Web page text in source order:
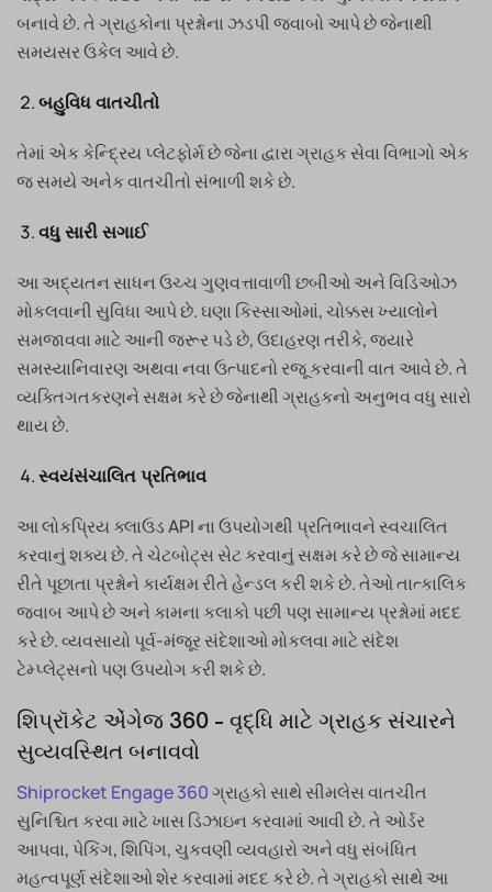
બનાવે છે. તે ગ્રાહકોના પ્રશ્નોના ઝડપી જવાબો આપે છે જેનાથી
સમયસર ઉકેલ આવે છે.
બહુવિધ વાતચીતો
તેમાં એક કેન્દ્રિય પ્લેટફોર્મ છે જેના દ્વારા ગ્રાહક સેવા વિભાગો એક
જ સમયે અનેક વાતચીતો સંભાળી શકે છે.
વધુ સારી સગાઈ
આ અદ્યતન સાધન ઉચ્ચ ગુણવત્તાવાળી છબીઓ અને વિડિઓઝ
મોકલવાની સુવિધા આપે છે. ઘણા કિસ્સાઓમાં, ચોક્કસ ખ્યાલોને
સમજાવવા માટે આની જરૂર પડે છે, ઉદાહરણ તરીકે, જ્યારે
સમસ્યાનિવારણ અથવા નવા ઉત્પાદનો રજૂ કરવાની વાત આવે છે. તે
વ્યક્તિગતકરણને સક્ષમ કરે છે જેનાથી ગ્રાહકનો અનુભવ વધુ સારો
થાય છે.
સ્વયંસંચાલિત પ્રતિભાવ
આ લોકપ્રિય ક્લાઉડ API ના ઉપયોગથી પ્રતિભાવને સ્વચાલિત
કરવાનું શક્ય છે. તે ચેટબોટ્સ સેટ કરવાનું સક્ષમ કરે છે જે સામાન્ય
રીતે પૂછાતા પ્રશ્નોને કાર્યક્ષમ રીતે હેન્ડલ કરી શકે છે. તેઓ તાત્કાલિક
જવાબ આપે છે અને કામના કલાકો પછી પણ સામાન્ય પ્રશ્નોમાં મદદ
કરે છે. વ્યવસાયો પૂર્વ-મંજૂર સંદેશાઓ મોકલવા માટે સંદેશ
ટેમ્પ્લેટ્સનો પણ ઉપયોગ કરી શકે છે.
શિપ્રૉકેટ એંગેજ 360 - વૃદ્ધિ માટે ગ્રાહક સંચારને
સુવ્યવસ્થિત બનાવવો
Shiprocket Engage 360ગ્રાહકો સાથે સીમલેસ વાતચીત
સુનિશ્ચિત કરવા માટે ખાસ ડિઝાઇન કરવામાં આવી છે. તે ઓર્ડર
આપવા, પેકિંગ, શિપિંગ, ચુકવણી વ્યવહારો અને વધુ સંબંધિત
મહત્વપૂર્ણ સંદેશાઓ શેર કરવામાં મદદ કરે છે. તે ગ્રાહકો સાથે આ